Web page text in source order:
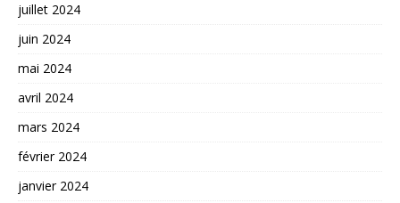
juillet 2024
juin 2024
mai 2024
avril 2024
mars 2024
février 2024
janvier 2024